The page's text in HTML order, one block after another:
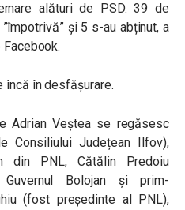
alături de PSD. 39 de
și 5 s-au abținut, a
încă în desfășurare.
Adrian Veştea se regăsesc
Consiliului Județean Ilfov),
din PNL, Cătălin Predoiu
Bolojan și prim-
(fost președinte al PNL),